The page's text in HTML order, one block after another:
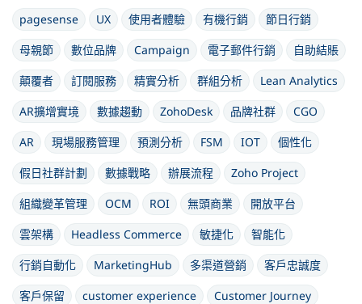
pagesense
UX 使用者體驗 有機行銷
節日行銷
母親節
數位品牌 Campaign 電子郵件行銷
自助結賬
顛覆者
訂閱服務 精實分析 群組分析
Lean Analytics
AR擴增實境
數據趨動 ZohoDesk 品牌社群
CGO
AR
現場服務管理 預測分析 FSM IOT
個性化
假日社群計劃
數據戰略 辦展流程
Zoho Project
組織變革管理
OCM ROI 無頭商業
開放平台
雲架構
Headless Commerce 敏捷化
智能化
行銷自動化
MarketingHub 多渠道營銷
客戶忠誠度
客戶保留
customer experience
Customer Journey